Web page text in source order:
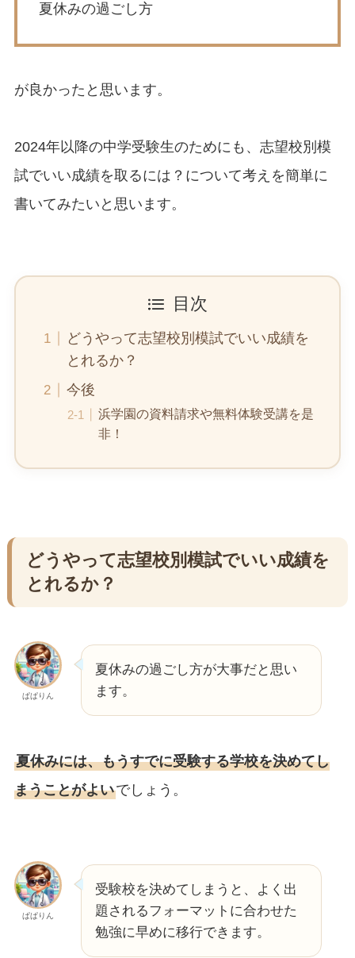
夏休みの過ごし方
が良かったと思います。
2024年以降の中学受験生のためにも、志望校別模
試でいい成績を取るには？について考えを簡単に
書いてみたいと思います。
目次
どうやって志望校別模試でいい成績を
とれるか？
今後
浜学園の資料請求や無料体験受講を是
非！
どうやって志望校別模試でいい成績を
とれるか？
ぱぱりん
夏休みの過ごし方が大事だと思い
ます。
夏休みには、もうすでに受験する学校を決めてし
まうことがよいでしょう。
ぱぱりん
受験校を決めてしまうと、よく出
題されるフォーマットに合わせた
勉強に早めに移行できます。